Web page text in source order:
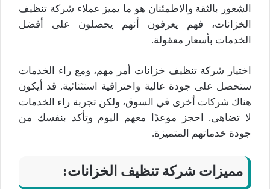
الشعور بالثقة والاطمئنان هو ما يميز عملاء شركة تنظيف
الخزانات، فهم يعرفون أنهم يحصلون على أفضل
الخدمات بأسعار معقولة.
اختيار شركة تنظيف خزانات أمر مهم، ومع راء الخدمات
ستحصل على جودة عالية واحترافية استثنائية. قد أيكون
هناك شركات أخرى في السوق، ولكن تجربة راء الخدمات
لا تضاهى. احجز موعدًا معهم اليوم وتأكد بنفسك من
جودة خدماتهم المتميزة.
مميزات شركة تنظيف الخزانات: